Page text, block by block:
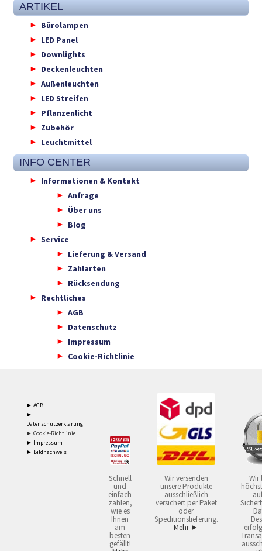
ARTIKEL
Bürolampen
LED Panel
Downlights
Deckenleuchten
Außenleuchten
LED Streifen
Pflanzenlicht
Zubehör
Leuchtmittel
INFO CENTER
Informationen & Kontakt
Anfrage
Über uns
Blog
Service
Lieferung & Versand
Zahlarten
Rücksendung
Rechtliches
AGB
Datenschutz
Impressum
Cookie-Richtlinie
► AGB
►
Datenschutzerklärung
► Cookie-Richtlinie
► Impressum
► Bildnachweis
Schnell
und
einfach
zahlen,
wie es
Ihnen
am
besten
gefällt!
Wir versenden
unsere Produkte
ausschließlich
versichert per Paket
oder
Speditionslieferung.
Mehr ►
Wir